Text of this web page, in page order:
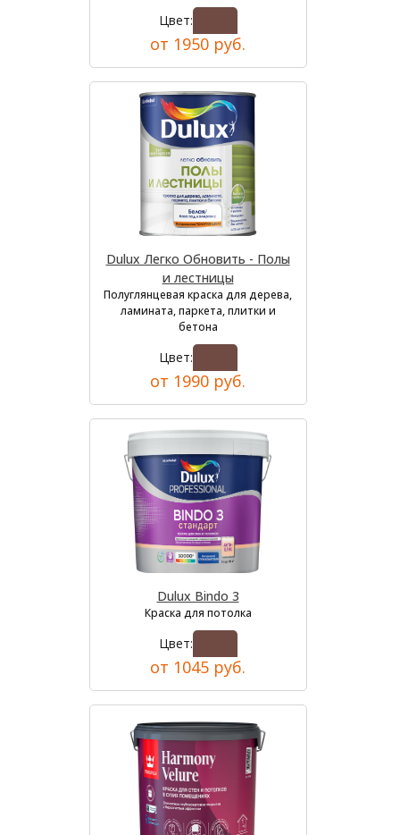
Цвет:
от 1950 руб.
Dulux Легко Обновить - Полы
и лестницы
Полуглянцевая краска для дерева,
ламината, паркета, плитки и
бетона
Цвет:
от 1990 руб.
Dulux Bindo 3
Краска для потолка
Цвет:
от 1045 руб.